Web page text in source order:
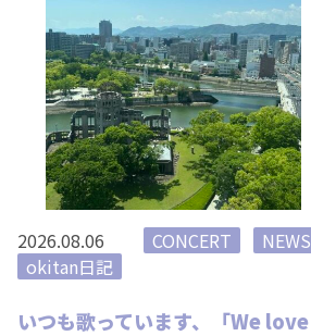
2026.08.06 CONCERT
NEWS
okitan日記
いつも歌っています、「We love